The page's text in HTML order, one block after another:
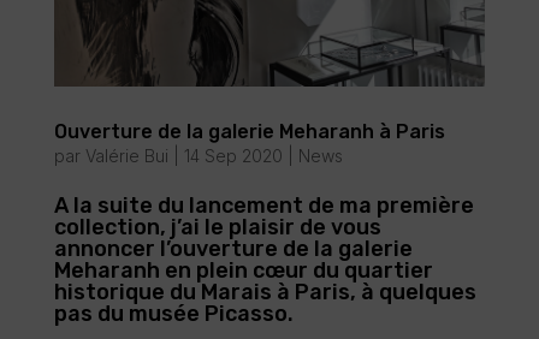
Ouverture de la galerie Meharanh à Paris
par Valérie Bui 14 Sep 2020 News
A la suite du lancement de ma première
collection, j’ai le plaisir de vous
annoncer l’ouverture de la galerie
Meharanh en plein cœur du quartier
historique du Marais à Paris, à quelques
pas du musée Picasso.